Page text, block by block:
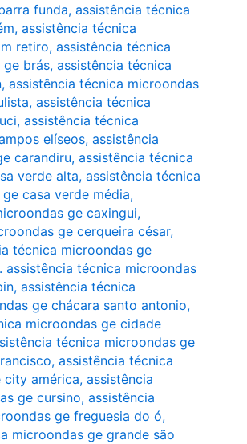
funda, assistência técnica
, assistência técnica
retiro, assistência técnica
ge brás, assistência técnica
, assistência técnica microondas
, assistência técnica
, assistência técnica
elíseos, assistência
carandiru, assistência técnica
verde alta, assistência técnica
casa verde média,
ge caxingui,
ge cerqueira césar,
técnica microondas ge
técnica microondas
, assistência técnica
ge chácara santo antonio,
microondas ge cidade
técnica microondas ge
, assistência técnica
city américa, assistência
ge cursino, assistência
ge freguesia do ó,
microondas ge grande são